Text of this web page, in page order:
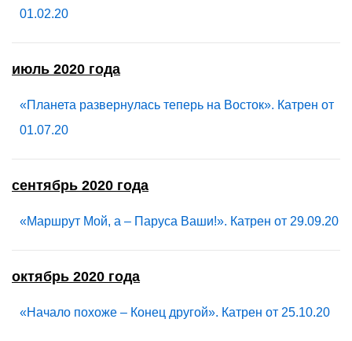
01.02.20
июль 2020 года
«Планета развернулась теперь на Восток». Катрен от
01.07.20
сентябрь 2020 года
«Маршрут Мой, а – Паруса Ваши!». Катрен от 29.09.20
октябрь 2020 года
«Начало похоже – Конец другой». Катрен от 25.10.20